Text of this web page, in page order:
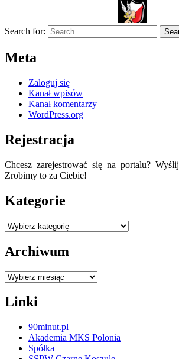
Search for:
Meta
Zaloguj się
Kanał wpisów
Kanał komentarzy
WordPress.org
Rejestracja
Chcesz zarejestrować się na portalu?
Zrobimy to za Ciebie!
Kategorie
Kategorie
Archiwum
Archiwum
Linki
90minut.pl
Akademia MKS Polonia
Spółka